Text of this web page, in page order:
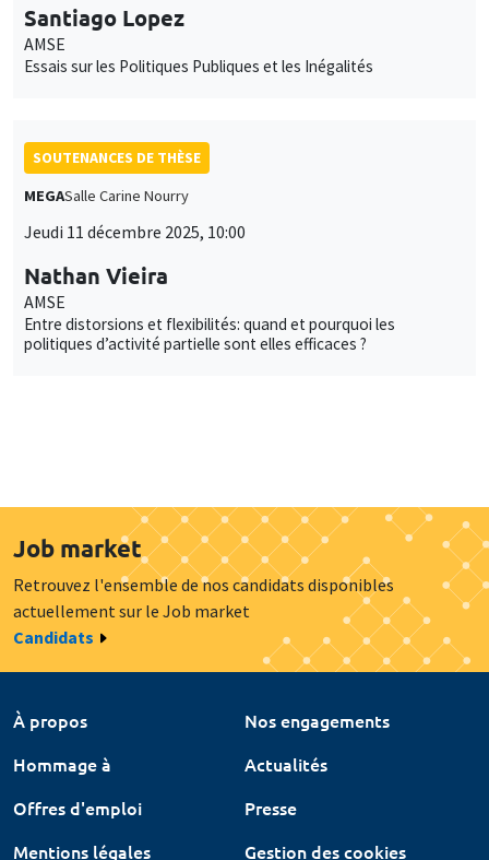
Santiago Lopez
AMSE
Essais sur les Politiques Publiques et les Inégalités
SOUTENANCES DE THÈSE
MEGASalle Carine Nourry
Jeudi 11 décembre 2025, 10:00
Nathan Vieira
AMSE
Entre distorsions et flexibilités: quand et pourquoi les
politiques d’activité partielle sont elles efficaces ?
Job market
Retrouvez l'ensemble de nos candidats disponibles
actuellement sur le Job market
Candidats
À propos
Nos engagements
Hommage à
Actualités
Offres d'emploi
Presse
Mentions légales
Gestion des cookies